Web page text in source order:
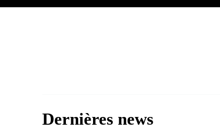
Dernières news